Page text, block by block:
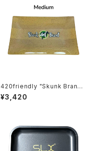
420friendly "Skunk Brand"
スカンク ガラスローリングトレ
イ（中 25.5 × 16 cm）
¥3,420